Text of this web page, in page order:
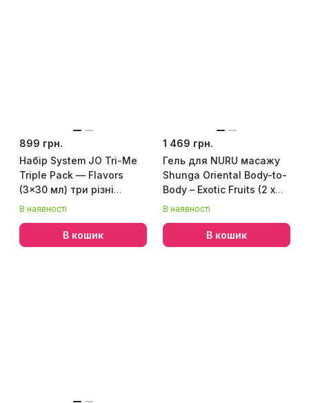
899 грн.
Набір System JO Tri-Me
Triple Pack — Flavors
(3×30 мл) три різні
смаки оральних змазок
В наявності
В кошик
1 469 грн.
Гель для NURU масажу
Shunga Oriental Body-to-
Body – Exotic Fruits (2 x
225 мл) плюс
В наявності
В кошик